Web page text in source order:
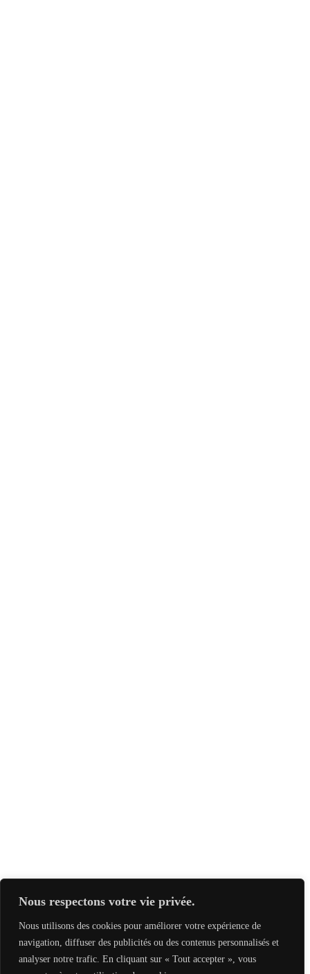
Nous respectons votre vie privée.
Nous utilisons des cookies pour améliorer votre expérience de
navigation, diffuser des publicités ou des contenus personnalisés et
analyser notre trafic. En cliquant sur « Tout accepter », vous